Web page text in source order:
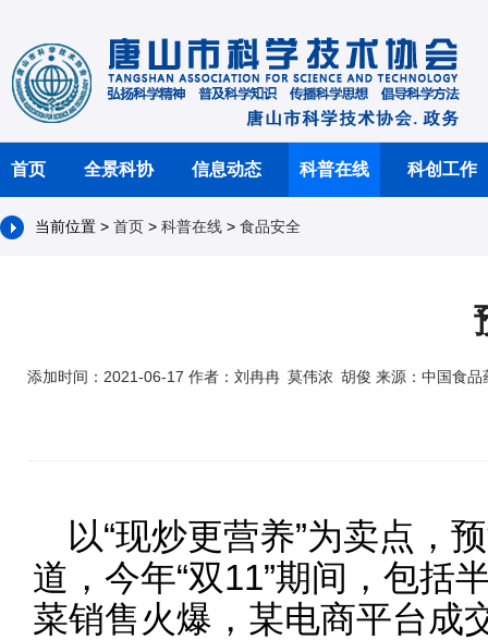
首页 全景科协 信息动态 科普在线 科创工作
当前位置 > 首页 > 科普在线 > 食品安全
添加时间：2021-06-17 作者：刘冉冉 莫伟浓 胡俊 来源：中国食品
以“现炒更营养”为卖点，
道，今年“双11”期间，包括
菜销售火爆，某电商平台成